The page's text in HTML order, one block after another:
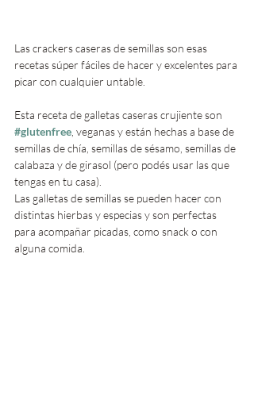
Las crackers caseras de semillas son esas
recetas súper fáciles de hacer y excelentes para
picar con cualquier untable.
Esta receta de galletas caseras crujiente son
#glutenfree , veganas y están hechas a base de
semillas de chía, semillas de sésamo, semillas de
calabaza y de girasol (pero podés usar las que
tengas en tu casa).
Las galletas de semillas se pueden hacer con
distintas hierbas y especias y son perfectas
para acompañar picadas, como snack o con
alguna comida.